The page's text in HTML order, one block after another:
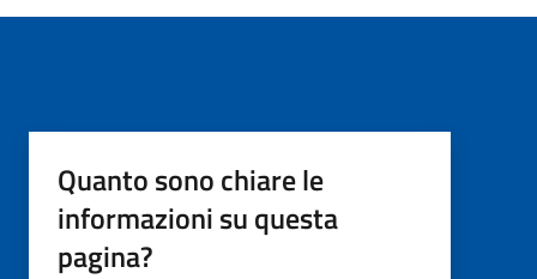
Quanto sono chiare le
informazioni su questa
pagina?